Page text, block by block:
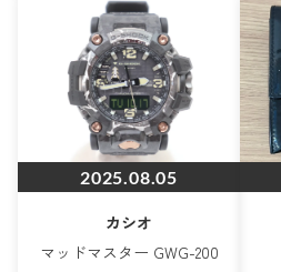
2025.08.05
カシオ
マッドマスター GWG-200